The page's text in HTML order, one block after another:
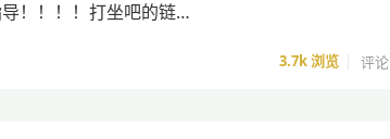
！！！！打坐吧的链…
3.7k浏览 评论